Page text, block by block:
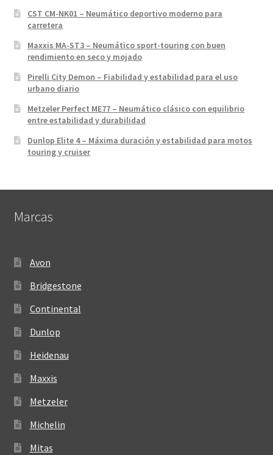
CST CM-NK01 – Neumático deportivo moderno para
carretera
Maxxis MA-ST3 – Neumático sport-touring con buen
rendimiento en seco y mojado
Pirelli City Demon – Fiabilidad y estabilidad para el uso
urbano diario
Metzeler Perfect ME77 – Neumático clásico con equilibrio
entre estabilidad y durabilidad
Dunlop Elite 4 – Máxima duración y estabilidad para motos
touring y cruiser
Marcas
Avon
Bridgestone
Continental
Dunlop
Heidenau
Maxxis
Metzeler
Michelin
Mitas